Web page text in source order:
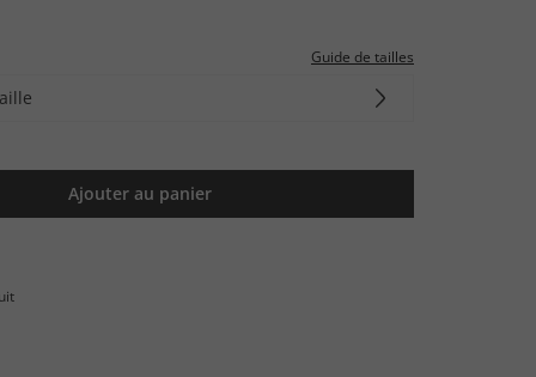
Guide de tailles
Ajouter au panier